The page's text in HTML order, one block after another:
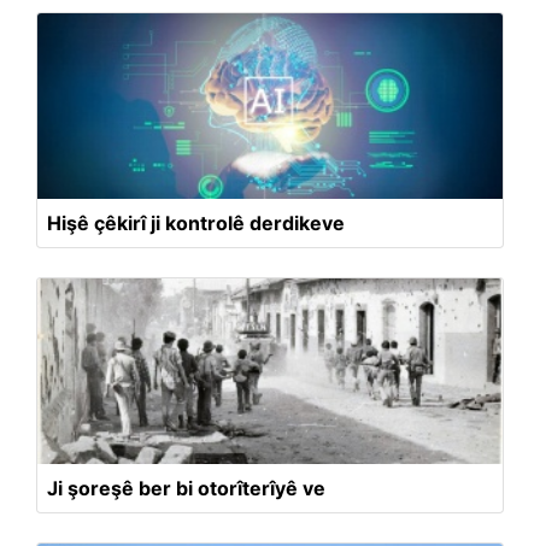
Hişê çêkirî ji kontrolê derdikeve
Ji şoreşê ber bi otorîterîyê ve